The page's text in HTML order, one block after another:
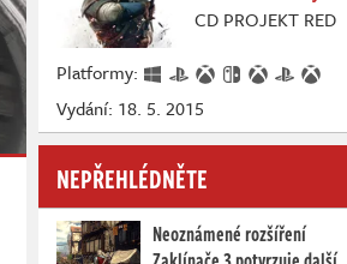
CD PROJEKT RED
Platformy:
Vydání: 18. 5. 2015
NEPŘEHLÉDNĚTE
Neoznámené rozšíření